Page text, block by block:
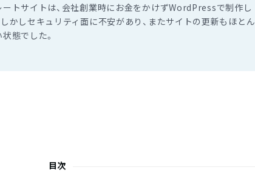
トサイトは、会社創業時にお金をかけずWordPressで制作し
かしセキュリティ面に不安があり、またサイトの更新もほとん
態でした。
目次